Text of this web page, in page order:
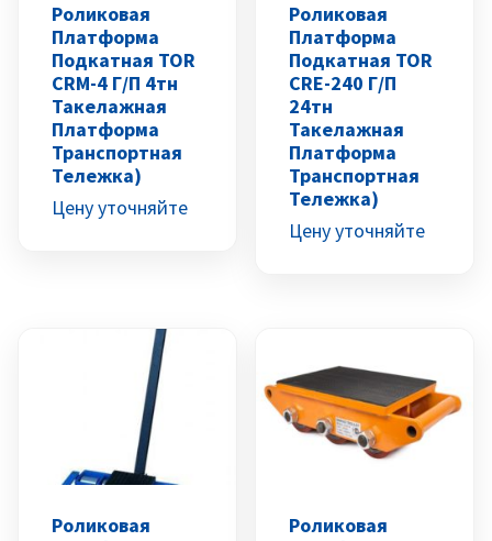
Роликовая
Платформа
Подкатная TOR
CRM-4 Г/п 4тн
Такелажная
Платформа
Транспортная
Тележка)
Цену уточняйте
Роликовая
Платформа
Подкатная TOR
CRE-240 Г/п
24тн
Такелажная
Платформа
Транспортная
Тележка)
Цену уточняйте
Роликовая
Роликовая